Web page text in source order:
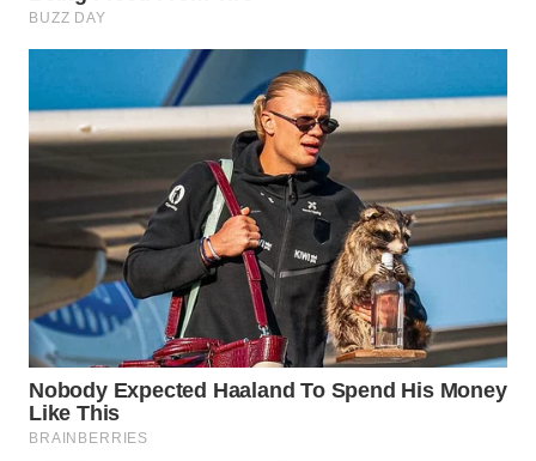
WN
WN
BINJAI
WN
CIREBON
WN
INDRAMAYU
WN
KUNINGAN